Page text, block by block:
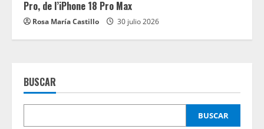
Pro, de l’iPhone 18 Pro Max
Rosa María Castillo 30 julio 2026
BUSCAR
BUSCAR